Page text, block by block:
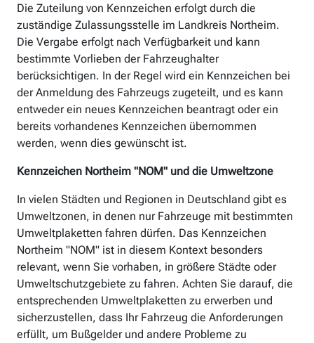
Die Zuteilung von Kennzeichen erfolgt durch die
zuständige Zulassungsstelle im Landkreis Northeim.
Die Vergabe erfolgt nach Verfügbarkeit und kann
bestimmte Vorlieben der Fahrzeughalter
berücksichtigen. In der Regel wird ein Kennzeichen bei
der Anmeldung des Fahrzeugs zugeteilt, und es kann
entweder ein neues Kennzeichen beantragt oder ein
bereits vorhandenes Kennzeichen übernommen
werden, wenn dies gewünscht ist.
Kennzeichen Northeim "NOM" und die Umweltzone
In vielen Städten und Regionen in Deutschland gibt es
Umweltzonen, in denen nur Fahrzeuge mit bestimmten
Umweltplaketten fahren dürfen. Das Kennzeichen
Northeim "NOM" ist in diesem Kontext besonders
relevant, wenn Sie vorhaben, in größere Städte oder
Umweltschutzgebiete zu fahren. Achten Sie darauf, die
entsprechenden Umweltplaketten zu erwerben und
sicherzustellen, dass Ihr Fahrzeug die Anforderungen
erfüllt, um Bußgelder und andere Probleme zu